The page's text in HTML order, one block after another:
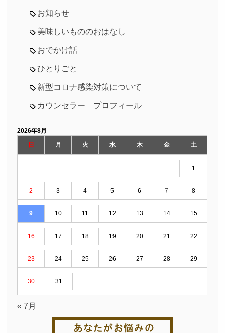
お知らせ
美味しいもののおはなし
おでかけ話
ひとりごと
新型コロナ感染対策について
カウンセラー プロフィール
2026年8月
日
月 火 水 木 金 土
1
2 3 4 5 6 7 8
9 10 11 12 13 14 15
16 17 18 19 20 21 22
23 24 25 26 27 28 29
30 31
« 7月